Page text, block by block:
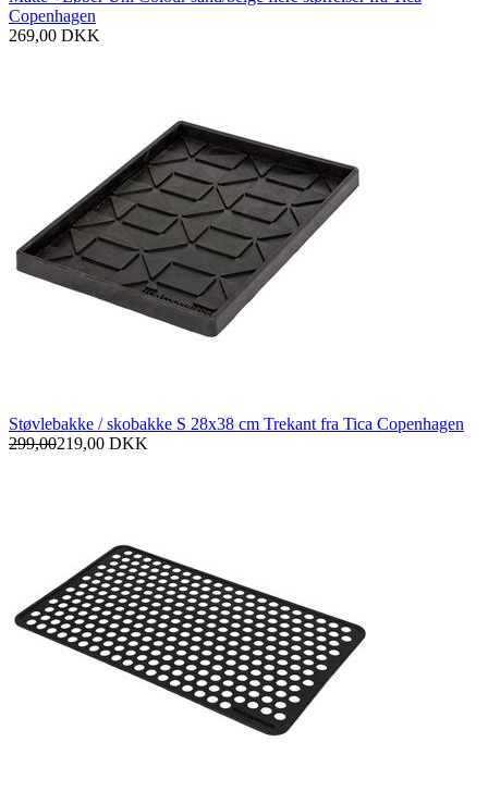
Copenhagen
269,00 DKK
Støvlebakke / skobakke S 28x38 cm Trekant fra Tica Copenhagen
299,00219,00 DKK